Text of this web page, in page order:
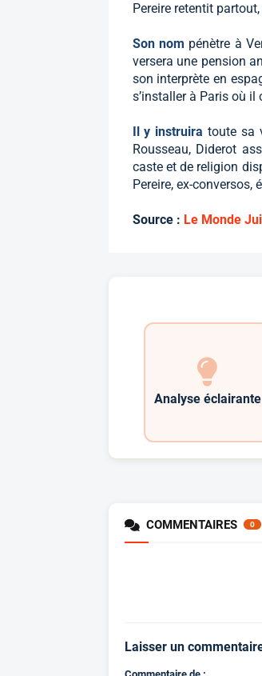
Pereire retentit
Son nom pénètre à
versera une pension
son interprète en
s’installer à Paris où
Il y instruiratoute sa
Rousseau, Diderot
caste et de religion
Pereire, ex-
Source : Le Monde
Analyse éclairante
COMMENTAIRES 0
Laisser un